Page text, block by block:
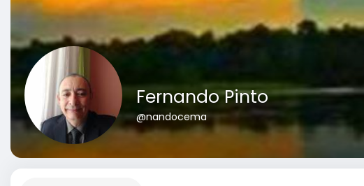
Fernando Pinto
@nandocema